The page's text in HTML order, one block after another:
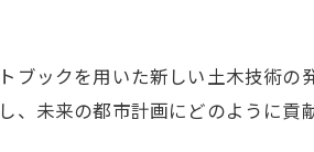
ブックを用いた新しい土木技術の
、未来の都市計画にどのように貢